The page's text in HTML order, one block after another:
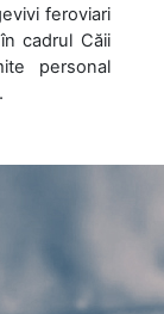
feroviari
cadrul Căii
personal